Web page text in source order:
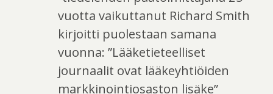
vuotta vaikuttanut Richard Smith
kirjoitti puolestaan samana
vuonna: ”Lääketieteelliset
journaalit ovat lääkeyhtiöiden
markkinointiosaston lisäke”